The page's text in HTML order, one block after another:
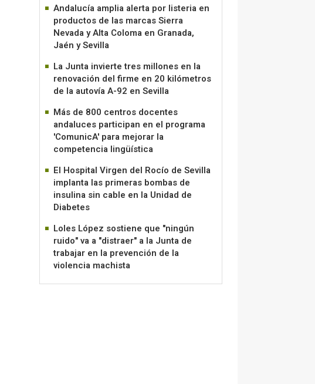
Andalucía amplia alerta por listeria en
productos de las marcas Sierra
Nevada y Alta Coloma en Granada,
Jaén y Sevilla
La Junta invierte tres millones en la
renovación del firme en 20 kilómetros
de la autovía A-92 en Sevilla
Más de 800 centros docentes
andaluces participan en el programa
'ComunicA' para mejorar la
competencia lingüística
El Hospital Virgen del Rocío de Sevilla
implanta las primeras bombas de
insulina sin cable en la Unidad de
Diabetes
Loles López sostiene que "ningún
ruido" va a "distraer" a la Junta de
trabajar en la prevención de la
violencia machista